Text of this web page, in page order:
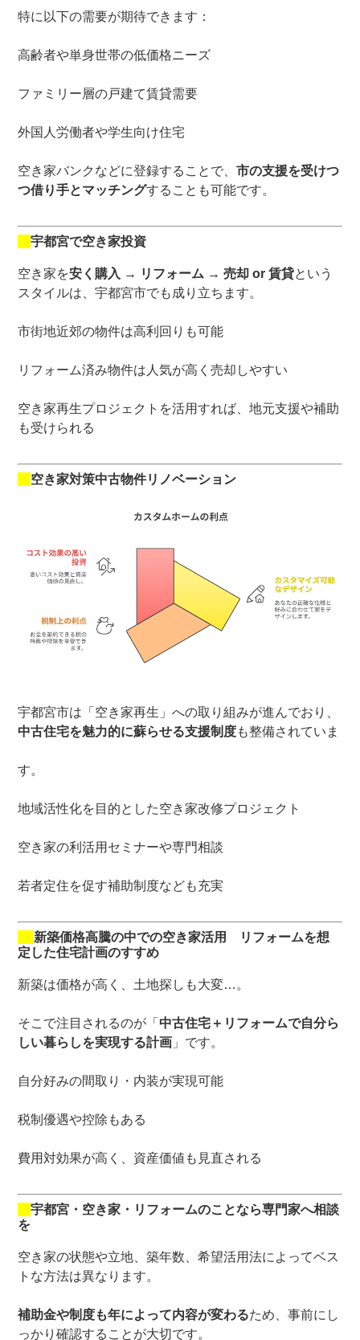
特に以下の需要が期待できます：
高齢者や単身世帯の低価格ニーズ
ファミリー層の戸建て賃貸需要
外国人労働者や学生向け住宅
空き家バンクなどに登録することで、市の支援を受けつ
つ借り手とマッチングすることも可能です。
宇都宮で空き家投資
空き家を安く購入 → リフォーム → 売却 or 賃貸という
スタイルは、宇都宮市でも成り立ちます。
市街地近郊の物件は高利回りも可能
リフォーム済み物件は人気が高く売却しやすい
空き家再生プロジェクトを活用すれば、地元支援や補助
も受けられる
空き家対策中古物件リノベーション
宇都宮市は「空き家再生」への取り組みが進んでおり、
中古住宅を魅力的に蘇らせる支援制度も整備されていま
す。
地域活性化を目的とした空き家改修プロジェクト
空き家の利活用セミナーや専門相談
若者定住を促す補助制度なども充実
新築価格高騰の中での空き家活用 リフォームを想
定した住宅計画のすすめ
新築は価格が高く、土地探しも大変…。
そこで注目されるのが「 中古住宅＋リフォームで自分ら
しい暮らしを実現する計画 」です。
自分好みの間取り・内装が実現可能
税制優遇や控除もある
費用対効果が高く、資産価値も見直される
宇都宮・空き家・リフォームのことなら専門家へ相談
を
空き家の状態や立地、築年数、希望活用法によってベス
トな方法は異なります。
補助金や制度も年によって内容が変わるため、事前にし
っかり確認することが大切です。